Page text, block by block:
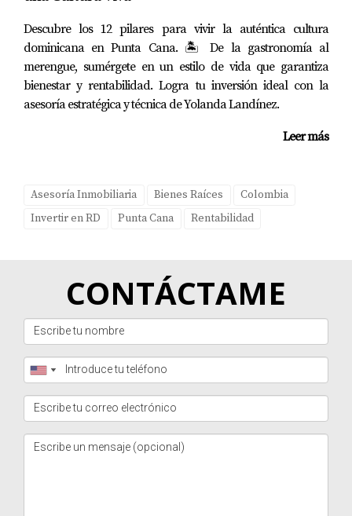
Descubre los 12 pilares para vivir la auténtica cultura
dominicana en Punta Cana. 🏝️ De la gastronomía al
merengue, sumérgete en un estilo de vida que garantiza
bienestar y rentabilidad. Logra tu inversión ideal con la
asesoría estratégica y técnica de Yolanda Landínez.
Leer más
Asesoría Inmobiliaria Bienes Raíces
Colombia
Invertir en RD
Punta Cana Rentabilidad
CONTÁCTAME